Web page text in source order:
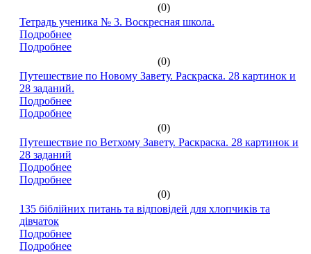
(0)
Тетрадь ученика № 3. Воскресная школа.
Подробнее
Подробнее
(0)
Путешествие по Новому Завету. Раскраска. 28 картинок и
28 заданий.
Подробнее
Подробнее
(0)
Путешествие по Ветхому Завету. Раскраска. 28 картинок и
28 заданий
Подробнее
Подробнее
(0)
135 біблійних питань та відповідей для хлопчиків та
дівчаток
Подробнее
Подробнее